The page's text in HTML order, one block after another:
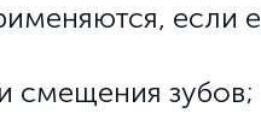
если
смещения зубов;